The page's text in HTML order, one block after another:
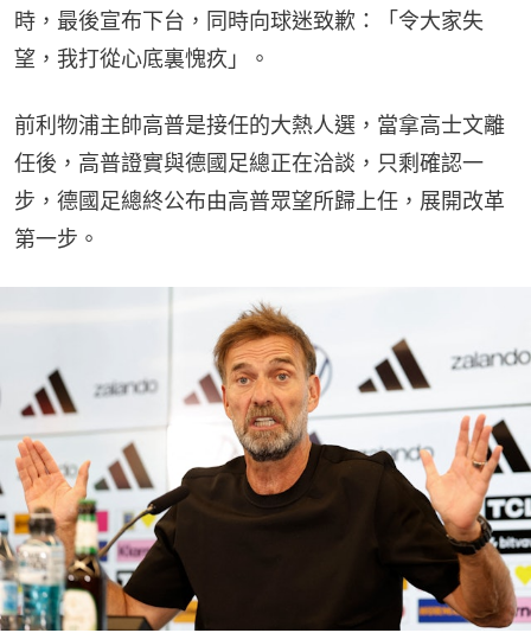
時，最後宣布下台，同時向球迷致歉：「令大家失
望，我打從心底裏愧疚」。
前利物浦主帥高普是接任的大熱人選，當拿高士文離
任後，高普證實與德國足總正在洽談，只剩確認一
步，德國足總終公布由高普眾望所歸上任，展開改革
第一步。